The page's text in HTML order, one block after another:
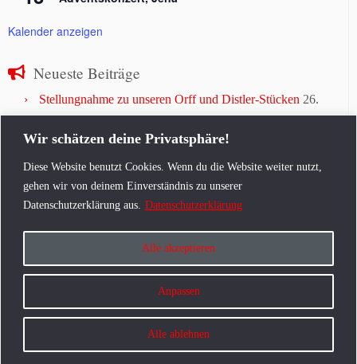
Wir schätzen deine Privatsphäre!
Diese Website benutzt Cookies. Wenn du die Website weiter nutzt,
gehen wir von deinem Einverständnis zu unserer
Datenschutzerklärung aus. Datenschutzerklärung
Anpassen
Alle ablehnen
Alle akzeptieren
Kalender anzeigen
Neueste Beiträge
Stellungnahme zu unseren Orff und Distler-Stücken 26.
Juni 2026
Gemeinnützige Stiftung zur Förderung des
Studierendenchores
30. Juni 2025
Abschiedskonzert Fabian Pasewald
Gesucht: Neue künstlerische Leitung des
O Fortuna! Carmina Burana in Jena